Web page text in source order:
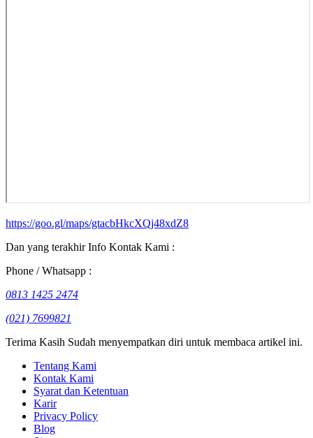
https://goo.gl/maps/gtacbHkcXQj48xdZ8
Dan yang terakhir Info Kontak Kami :
Phone / Whatsapp :
0813 1425 2474
(021) 7699821
Terima Kasih Sudah menyempatkan diri untuk membaca artikel ini.
Tentang Kami
Kontak Kami
Syarat dan Ketentuan
Karir
Privacy Policy
Blog